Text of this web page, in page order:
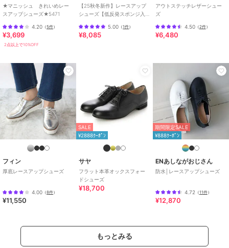
★マニッシュ きれいめレー
スアップシューズ★5471
4.20 （5件）
¥3,699
2点以上で10%OFF
【25秋冬新作】レースアップ
シューズ【低反発スポンジ入
5.00 （1件）
¥8,085
アウトステッチレザーシュー
ズ
4.50（2件）
¥6,480
フィン
厚底レースアップシューズ
4.00 （8件）
¥11,550
SALE
¥2888ｸｰﾎﾟﾝ
サヤ
フラット本革オックスフォー
ドシューズ
¥18,700
期間限定SALE
¥888ｸｰﾎﾟﾝ
ENあしながおじさん
防水│レースアップシューズ
4.72 （11件）
¥12,870
もっとみる